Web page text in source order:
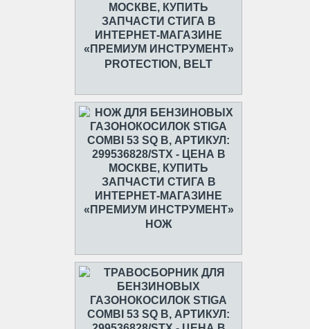
PROTECTION, BELT
НОЖ